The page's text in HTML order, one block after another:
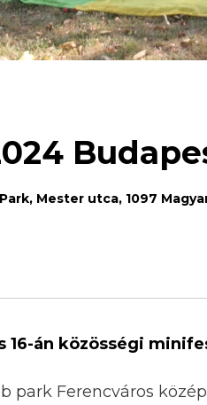
Mester utca, 1097
16-án közösségi
park Ferencváros